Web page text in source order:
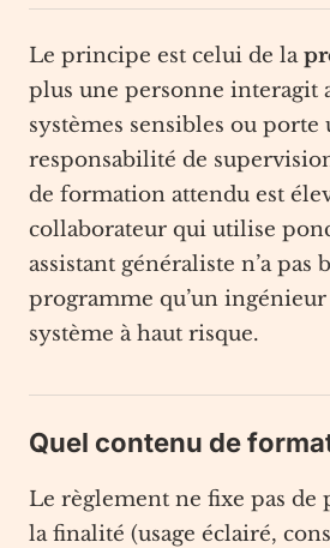
Le principe est celui de la
plus une personne interagit
systèmes sensibles ou porte
responsabilité de
de formation attendu est
collaborateur qui utilise
assistant généraliste n’a pas
programme qu’un
système à haut risque.
Quel contenu de
Le règlement ne fixe pas de
la finalité (usage éclairé,